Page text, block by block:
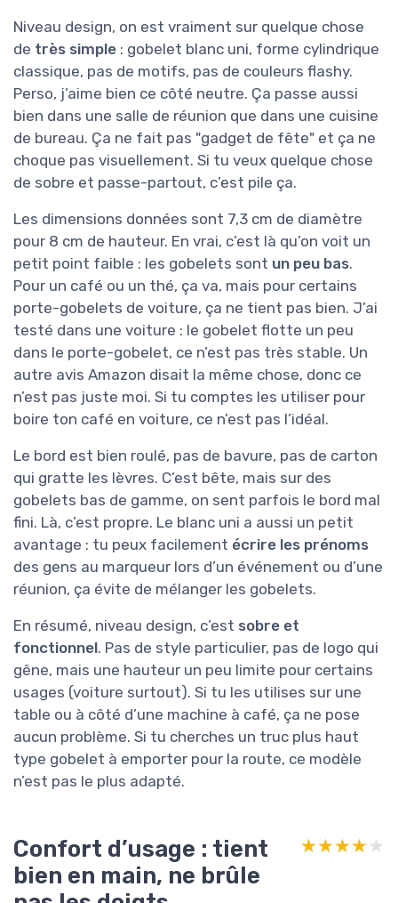
Niveau design, on est vraiment sur quelque chose
de très simple : gobelet blanc uni, forme cylindrique
classique, pas de motifs, pas de couleurs flashy.
Perso, j’aime bien ce côté neutre. Ça passe aussi
bien dans une salle de réunion que dans une cuisine
de bureau. Ça ne fait pas "gadget de fête" et ça ne
choque pas visuellement. Si tu veux quelque chose
de sobre et passe-partout, c’est pile ça.
Les dimensions données sont 7,3 cm de diamètre
pour 8 cm de hauteur. En vrai, c’est là qu’on voit un
petit point faible : les gobelets sont un peu bas.
Pour un café ou un thé, ça va, mais pour certains
porte-gobelets de voiture, ça ne tient pas bien. J’ai
testé dans une voiture : le gobelet flotte un peu
dans le porte-gobelet, ce n’est pas très stable. Un
autre avis Amazon disait la même chose, donc ce
n’est pas juste moi. Si tu comptes les utiliser pour
boire ton café en voiture, ce n’est pas l’idéal.
Le bord est bien roulé, pas de bavure, pas de carton
qui gratte les lèvres. C’est bête, mais sur des
gobelets bas de gamme, on sent parfois le bord mal
fini. Là, c’est propre. Le blanc uni a aussi un petit
avantage : tu peux facilement écrire les prénoms
des gens au marqueur lors d’un événement ou d’une
réunion, ça évite de mélanger les gobelets.
En résumé, niveau design, c’est sobre et
fonctionnel. Pas de style particulier, pas de logo qui
gêne, mais une hauteur un peu limite pour certains
usages (voiture surtout). Si tu les utilises sur une
table ou à côté d’une machine à café, ça ne pose
aucun problème. Si tu cherches un truc plus haut
type gobelet à emporter pour la route, ce modèle
n’est pas le plus adapté.
Confort d’usage : tient
bien en main, ne brûle
★★★★★
★★★★★